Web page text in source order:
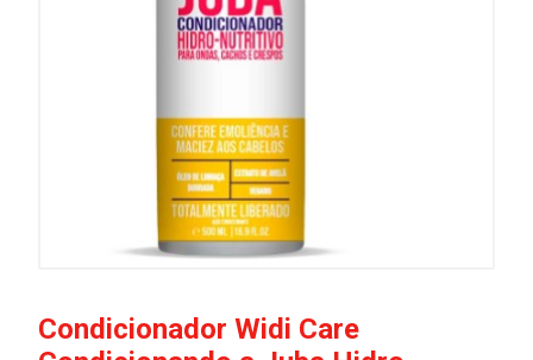
Condicionador Widi Care